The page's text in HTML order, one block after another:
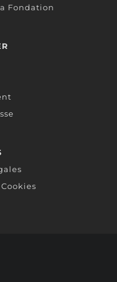
Fondation